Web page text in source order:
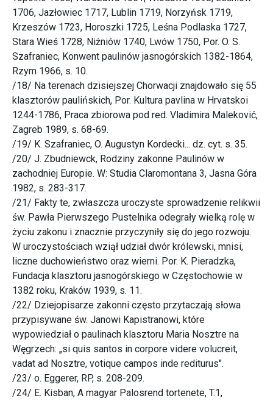
1706, Jazłowiec 1717, Lublin 1719, Norzyńsk 1719,
Krzeszów 1723, Horoszki 1725, Leśna Podlaska 1727,
Stara Wieś 1728, Niżniów 1740, Lwów 1750, Por. O. S.
Szafraniec, Konwent paulinów jasnogórskich 1382-1864,
Rzym 1966, s. 10.
/18/ Na terenach dzisiejszej Chorwacji znajdowało się 55
klasztorów paulińskich, Por. Kultura pavlina w Hrvatskoi
1244-1786, Praca zbiorowa pod red. Vladimira Maleković,
Zagreb 1989, s. 68-69.
/19/ K. Szafraniec, O. Augustyn Kordecki... dz. cyt. s. 35.
/20/ J. Zbudniewck, Rodziny zakonne Paulinów w
zachodniej Europie. W: Studia Claromontana 3, Jasna Góra
1982, s. 283-317.
/21/ Fakty te, zwłaszcza uroczyste sprowadzenie relikwii
św. Pawła Pierwszego Pustelnika odegrały wielką rolę w
życiu zakonu i znacznie przyczyniły się do jego rozwoju.
W uroczystościach wziął udział dwór królewski, mnisi,
liczne duchowieństwo oraz wierni. Por. K. Pieradzka,
Fundacja klasztoru jasnogórskiego w Częstochowie w
1382 roku, Kraków 1939, s. 11.
/22/ Dziejopisarze zakonni często przytaczają słowa
przypisywane św. Janowi Kapistranowi, które
wypowiedział o paulinach klasztoru Maria Nosztre na
Węgrzech: „si quis santos in corpore videre volucreit,
vadat ad Nosztre, votique campos inde rediturus".
/23/ o. Eggerer, RP, s. 208-209.
/24/ E. Kisban, A magyar Palosrend tortenete, T.1,